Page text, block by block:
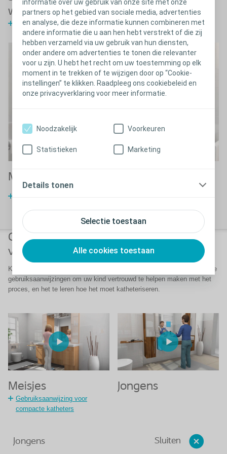
informatie over uw gebruik van onze site met onze
partners op het gebied van sociale media, advertenties
en analyse, die deze informatie kunnen combineren met
andere informatie die u aan hen hebt verstrekt of die zij
hebben verzameld via uw gebruik van hun diensten,
onder andere om advertenties te tonen die relevanter
voor u zijn. U hebt het recht om uw toestemming op elk
moment in te trekken of te wijzigen door op “Cookie-
instellingen” te klikken. Raadpleeg ons cookiebeleid en
onze privacyverklaring voor meer informatie.
Selectie toestaan
Alle cookies toestaan
Noodzakelijk Voorkeuren
Statistieken Marketing
Details tonen
werkt
Bekijk de video
Mannen in een rolstoel
Gebruiksaanwijzingen voor katheters
voor kinderen
Katheterisatie bij kinderen is altijd een gevoelige kwestie. Gebruik deze
gebruiksaanwijzingen om uw kind vertrouwd te helpen maken met het
proces, en het te leren hoe het moet katheteriseren.
Meisjes
Gebruiksaanwijzing voor
compacte katheters
Jongens
Sluiten
Jongens